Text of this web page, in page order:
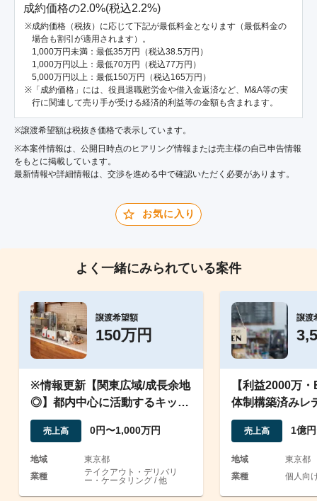
成約価格の2.0%(税込2.2%)
成約価格（税抜）に応じて下記が最低料金となります（最低料金の
場合も割引が適用されます）。
1,000万円未満：最低35万円（税込38.5万円）
1,000万円以上：最低70万円（税込77万円）
5,000万円以上：最低150万円（税込165万円）
「成約価格」には、役員退職慰労金や借入金返済など、M&A等の実
行に関連して売り手が受ける経済的利益等の金額も含まれます。
※譲渡希望額は税抜き価格で表示しています。
※本案件情報は、公開日時点のヒアリング情報または売主様の自己申告情報
をもとに掲載しています。
最新情報や詳細情報は、交渉を進める中で確認いただく必要があります。
お気に入り
よく一緒にみられている案件
譲渡希望額
150万円
※情報更新【関東広域/成長余地
◎】都内中心に活動するキッチ
ンカー事業の譲渡
売上高 0円〜1,000万円
地域
東京都
業種
テイクアウト・デリバリ
ー・ケータリング / 他
譲渡
【利益2000万
体制構築済みレ
ルブランド譲渡
売上高 1億
地域
東京都
業種
個人向